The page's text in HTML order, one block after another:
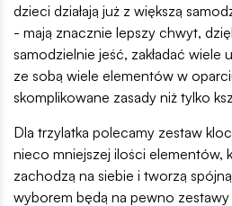
dzieci działają już z większą
- mają znacznie lepszy chwyt,
samodzielnie jeść, zakładać wiele
ze sobą wiele elementów w
skomplikowane zasady niż tylko
Dla trzylatka polecamy zestaw
nieco mniejszej ilości elementów,
zachodzą na siebie i tworzą
wyborem będą na pewno